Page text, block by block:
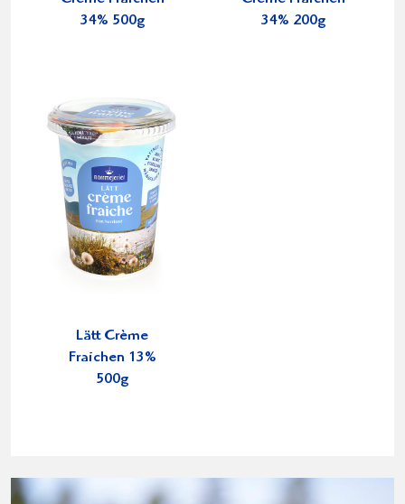
34% 500g
34% 200g
Lätt Crème
Fraichen 13%
500g